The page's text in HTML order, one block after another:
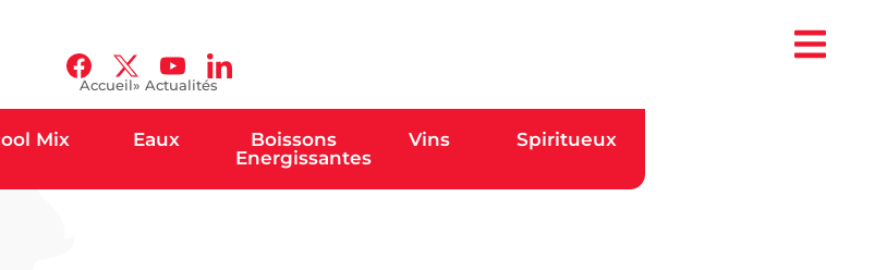
Accueil» Actualités
Mix Eaux
Boissons
Energissantes
Vins Spiritueux